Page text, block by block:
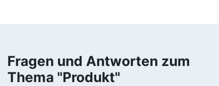
Fragen und Antworten zum
Thema "Produkt"